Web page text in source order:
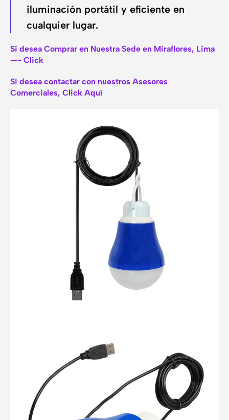
iluminación portátil y eficiente en
cualquier lugar.
Si desea Comprar en Nuestra Sede en Miraflores, Lima
—- Click
Si desea contactar con nuestros Asesores
Comerciales, Click Aquí